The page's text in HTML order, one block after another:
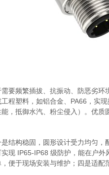
要频繁插拔、抗振动、防恶劣
程塑料，如铝合金、PA66，实
，抵御水汽、粉尘侵入）。优质
结构稳固，圆形设计受力均匀
现 IP65-IP68 级防护，能在户
便于现场安装与维护；四是适